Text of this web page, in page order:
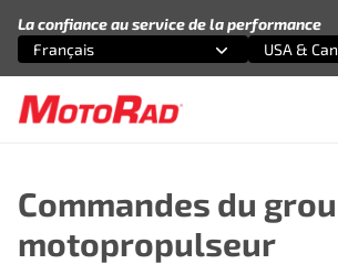
La confiance au service de la performance
Sélectionnez une option
Français
Sélectionnez une option
USA &
Commandes du
motopropulseur